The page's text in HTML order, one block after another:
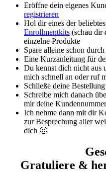
Eröffne dein eigenes
registrieren
Hol dir eines der
Enrollmentkits (schau dir
einzelne Produkte
Spare alleine schon
Eine Kurzanleitung für
Du kennst dich nicht aus
mich schnell an oder ruf
Schließe deine
Schreibe mich danach
mir deine
Ich nehme dann mit dir
zur Besprechung aller
dich 🙂
Gratuliere &